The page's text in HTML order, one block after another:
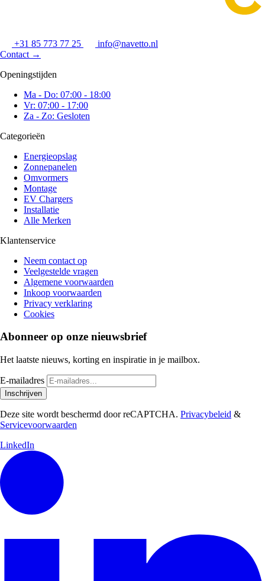
+31 85 773 77 25
info@navetto.nl
Contact →
Openingstijden
Ma - Do: 07:00 - 18:00
Vr: 07:00 - 17:00
Za - Zo: Gesloten
Categorieën
Energieopslag
Zonnepanelen
Omvormers
Montage
EV Chargers
Installatie
Alle Merken
Klantenservice
Neem contact op
Veelgestelde vragen
Algemene voorwaarden
Inkoop voorwaarden
Privacy verklaring
Cookies
Abonneer op onze nieuwsbrief
Het laatste nieuws, korting en inspiratie in je mailbox.
E-mailadres
Inschrijven
Deze site wordt beschermd door reCAPTCHA. Privacybeleid &
Servicevoorwaarden
LinkedIn